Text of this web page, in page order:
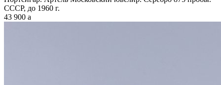
СССР, до 1960 г.
43 900 a